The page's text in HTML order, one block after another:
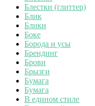
Блестки (глиттер)
Блик
Блики
Боке
Борода и усы
Брендинг
Брови
Брызги
Бумага
Бумага
В едином стиле